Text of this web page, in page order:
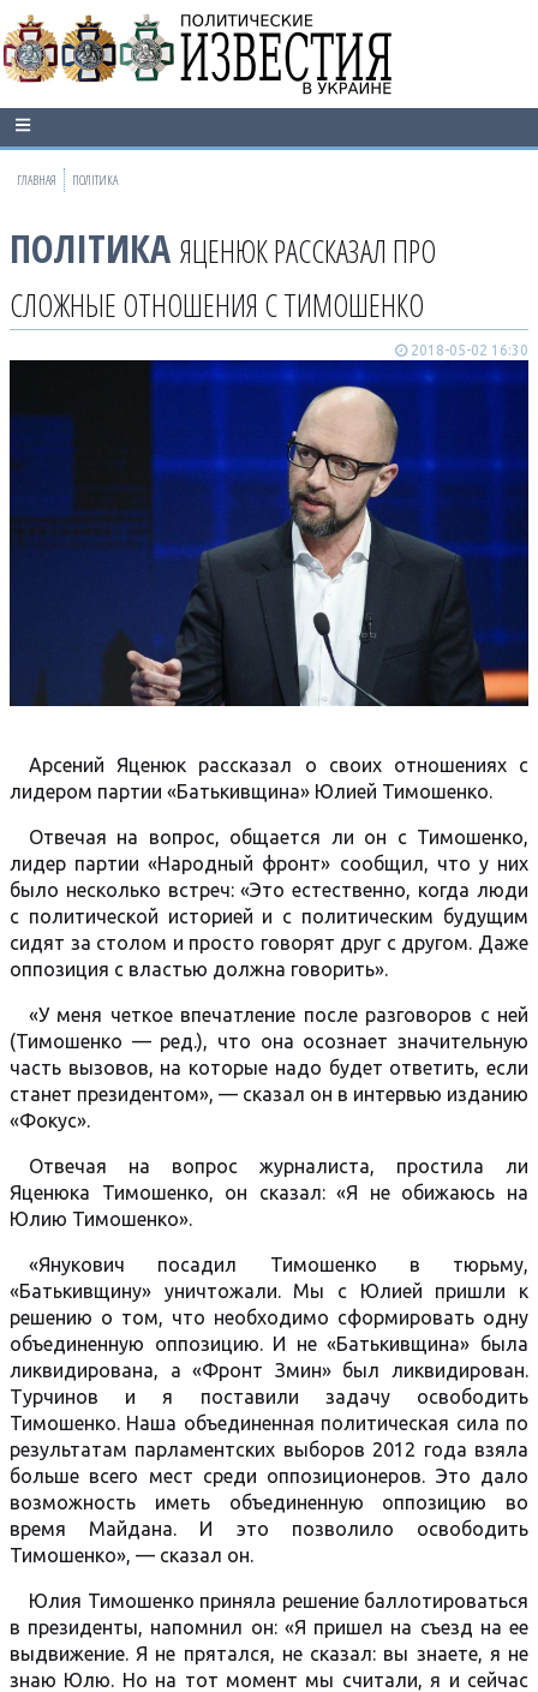
ГЛАВНАЯ ПОЛІТИКА
ПОЛІТИКА ЯЦЕНЮК РАССКАЗАЛ ПРО
СЛОЖНЫЕ ОТНОШЕНИЯ С ТИМОШЕНКО
2018-05-02 16:30
Арсений Яценюк рассказал о своих отношениях с
лидером партии «Батькивщина» Юлией Тимошенко.
Отвечая на вопрос, общается ли он с Тимошенко,
лидер партии «Народный фронт» сообщил, что у них
было несколько встреч: «Это естественно, когда люди
с политической историей и с политическим будущим
сидят за столом и просто говорят друг с другом. Даже
оппозиция с властью должна говорить».
«У меня четкое впечатление после разговоров с ней
(Тимошенко — ред.), что она осознает значительную
часть вызовов, на которые надо будет ответить, если
станет президентом», — сказал он в интервью изданию
«Фокус».
Отвечая на вопрос журналиста, простила ли
Яценюка Тимошенко, он сказал: «Я не обижаюсь на
Юлию Тимошенко».
«Янукович посадил Тимошенко в тюрьму,
«Батькивщину» уничтожали. Мы с Юлией пришли к
решению о том, что необходимо сформировать одну
объединенную оппозицию. И не «Батькивщина» была
ликвидирована, а «Фронт Змин» был ликвидирован.
Турчинов и я поставили задачу освободить
Тимошенко. Наша объединенная политическая сила по
результатам парламентских выборов 2012 года взяла
больше всего мест среди оппозиционеров. Это дало
возможность иметь объединенную оппозицию во
время Майдана. И это позволило освободить
Тимошенко», — сказал он.
Юлия Тимошенко приняла решение баллотироваться
в президенты, напомнил он: «Я пришел на съезд на ее
выдвижение. Я не прятался, не сказал: вы знаете, я не
знаю Юлю. Но на тот момент мы считали, я и сейчас